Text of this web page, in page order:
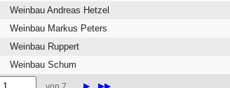
▶ ▶▶
Weinbau Andreas Hetzel
Weinbau Markus Peters
Weinbau Ruppert
Weinbau Schum